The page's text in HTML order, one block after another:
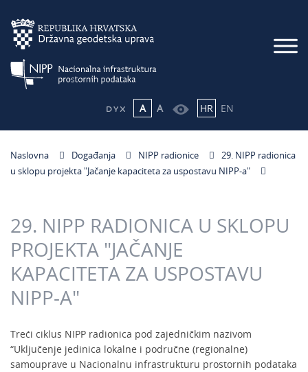
A A HR EN
Naslovna Događanja NIPP radionice
29. NIPP radionica
u sklopu projekta "Jačanje kapaciteta za uspostavu NIPP-a"
29. NIPP RADIONICA U SKLOPU
PROJEKTA "JAČANJE
KAPACITETA ZA USPOSTAVU
NIPP-A"
Treći ciklus NIPP radionica pod zajedničkim nazivom
“Uključenje jedinica lokalne i područne (regionalne)
samouprave u Nacionalnu infrastrukturu prostornih podataka